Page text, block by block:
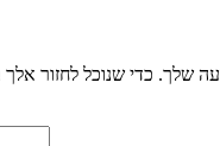
שלך. כדי שנוכל לחזור